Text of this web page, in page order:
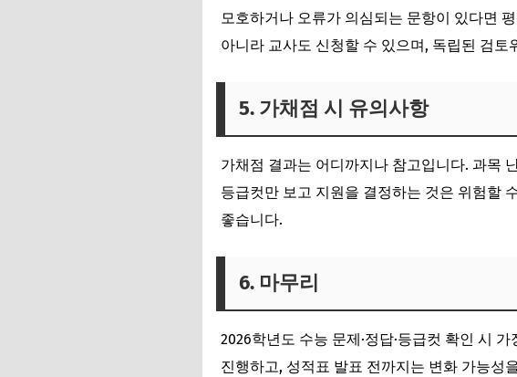
모호하거나 오류가 의심되는 문항이 있다면
아니라 교사도 신청할 수 있으며, 독립된 검
5. 가채점 시 유의사항
가채점 결과는 어디까지나 참고입니다. 과목
등급컷만 보고 지원을 결정하는 것은 위험할
좋습니다.
6. 마무리
2026학년도 수능 문제·정답·등급컷 확인 시
진행하고, 성적표 발표 전까지는 변화 가능성